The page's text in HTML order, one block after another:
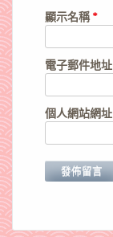
顯示名稱*
電子郵件地址
個人網站網址